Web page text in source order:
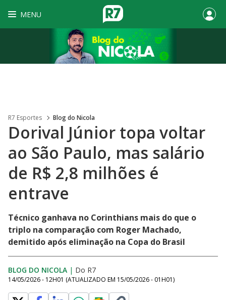
MENU
R7 Esportes Blog do Nicola
Dorival Júnior topa voltar
ao São Paulo, mas salário
de R$ 2,8 milhões é
entrave
Técnico ganhava no Corinthians mais do que o
triplo na comparação com Roger Machado,
demitido após eliminação na Copa do Brasil
BLOG DO NICOLA | Do R7
14/05/2026 - 12H01 (ATUALIZADO EM 15/05/2026 - 01H01)